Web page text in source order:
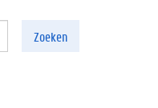
Zoeken